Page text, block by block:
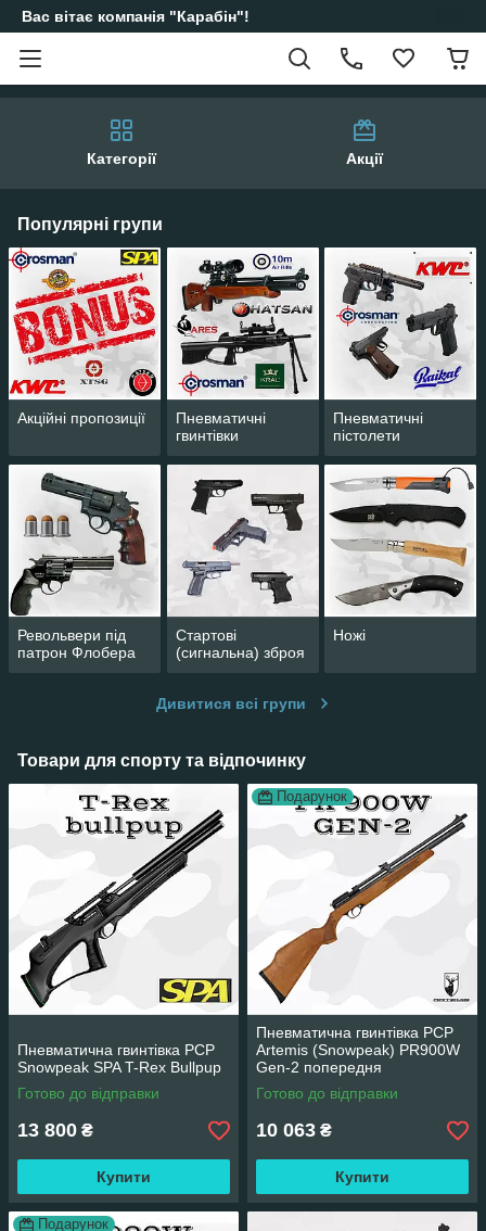
Вас вітає компанія "Карабін"!
Категорії Акції
Популярні групи
Акційні пропозиції
Пневматичні
гвинтівки
Пневматичні
пістолети
Револьвери під
патрон Флобера
Стартові
(сигнальна) зброя
Ножі
Дивитися всі групи
Товари для спорту та відпочинку
Пневматична гвинтівка PCP
Snowpeak SPA T-Rex Bullpup
Готово до відправки
13 800 ₴
Купити
Подарунок
Пневматична гвинтівка PCP
Artemis (Snowpeak) PR900W
Gen-2 попередня
накачування 274 м/с (Артеміс
ПР900)
Готово до відправки
10 063 ₴
Купити
Подарунок